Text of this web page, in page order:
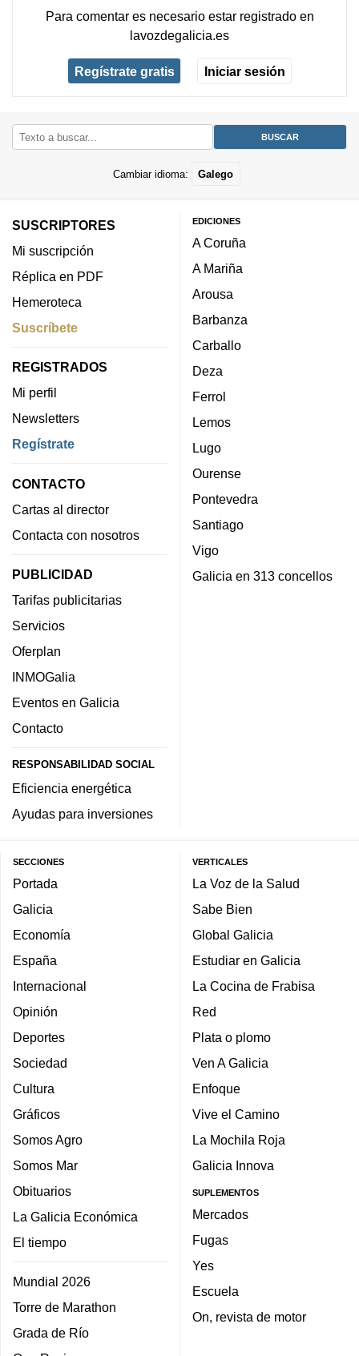
Para comentar es necesario estar registradoen
lavozdegalicia.es
Regístrate gratis Iniciar sesión
Cambiar idioma: Galego
SUSCRIPTORES
Mi suscripción
Réplica en PDF
Hemeroteca
Suscríbete
REGISTRADOS
Mi perfil
Newsletters
Regístrate
CONTACTO
Cartas al director
Contacta con nosotros
PUBLICIDAD
Tarifas publicitarias
Servicios
Oferplan
INMOGalia
Eventos en Galicia
Contacto
RESPONSABILIDAD SOCIAL
Eficiencia energética
Ayudas para inversiones
EDICIONES
A Coruña
A Mariña
Arousa
Barbanza
Carballo
Deza
Ferrol
Lemos
Lugo
Ourense
Pontevedra
Santiago
Vigo
Galicia en 313 concellos
SECCIONES
Portada
Galicia
Economía
España
Internacional
Opinión
Deportes
Sociedad
Cultura
Gráficos
Somos Agro
Somos Mar
Obituarios
La Galicia Económica
El tiempo
Mundial 2026
Torre de Marathon
Grada de Río
VERTICALES
La Voz de la Salud
Sabe Bien
Global Galicia
Estudiar en Galicia
La Cocina de Frabisa
Red
Plata o plomo
Ven A Galicia
Enfoque
Vive el Camino
La Mochila Roja
Galicia Innova
SUPLEMENTOS
Mercados
Fugas
Yes
Escuela
On, revista de motor